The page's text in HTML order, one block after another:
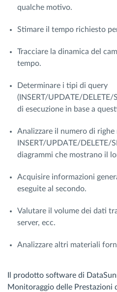
qualche motivo.
Stimare il tempo richiesto
Tracciare la dinamica del
tempo.
Determinare i tipi di query
(INSERT/UPDATE/DELETE/
di esecuzione in base a
Analizzare il numero di righe
INSERT/UPDATE/DELETE/
diagrammi che mostrano il
Acquisire informazioni
eseguite al secondo.
Valutare il volume dei dati
server, ecc.
Analizzare altri materiali
Il prodotto software di
Monitoraggio delle Prestazioni